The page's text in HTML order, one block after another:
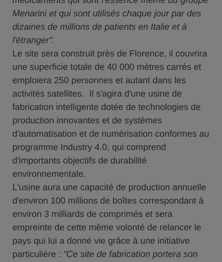
Menarini et qui sont utilisés chaque jour par des
dizaines de millions de patients en Italie et à
l'étranger".
Le site sera construit près de Florence, il couvrira
une superficie totale de 40 000 mètres carrés et
emploiera 250 personnes et autant dans les
activités satellites. Il s'agira d'une usine de
fabrication intelligente dotée de technologies de
production innovantes et de systèmes
d'automatisation et de numérisation conformes au
programme Industry 4.0, qui comprend
d'importants objectifs de durabilité
environnementale.
L'usine aura une capacité de production annuelle
d'environ 100 millions de boîtes correspondant à
environ 3 milliards de comprimés et sera
empreinte de cette même volonté de relancer le
pays qui lui a donné vie grâce à une initiative
particulière : "Ce site de fabrication portera son